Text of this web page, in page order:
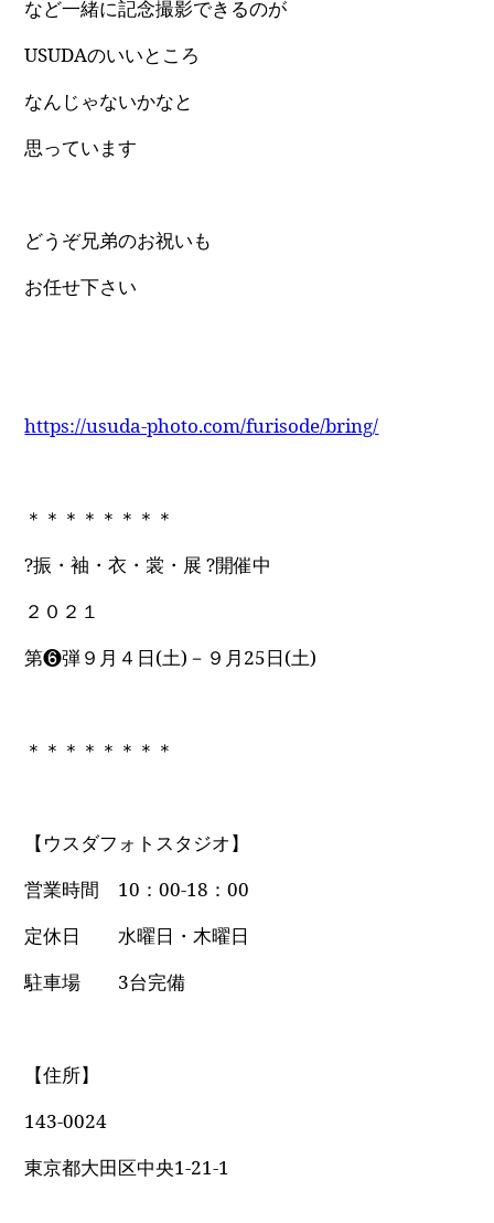
など一緒に記念撮影できるのが
USUDAのいいところ
なんじゃないかなと
思っています
どうぞ兄弟のお祝いも
お任せ下さい
https://usuda-photo.com/furisode/bring/
＊＊＊＊＊＊＊＊
?振・袖・衣・裳・展 ?開催中
２０２１
第❻弾９月４日(土)－９月25日(土)
＊＊＊＊＊＊＊＊
【ウスダフォトスタジオ】
営業時間 10：00-18：00
定休日 水曜日・木曜日
駐車場 3台完備
【住所】
143-0024
東京都大田区中央1-21-1